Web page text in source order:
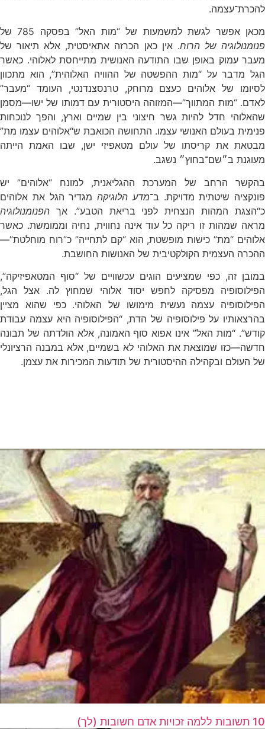
להכרת־עצמה.
מכאן אפשר לגשת למשמעות של “מות האל” בפסקה 785 של
פנומנולוגיה של הרוח. אין כאן הכרזה אתאיסטית, אלא תיאור של
מעבר עמוק באופן שבו התודעה האנושית מתייחסת לאלוהי. כאשר
הגל מדבר על “מות ההפשטה של ההוויה האלוהית”, הוא מתכוון
לסיומו של אלוהים כעצם מרוחק, טרנסצנדנטי, העומד “מעבר”
לאדם. “מות המתווך”—המזוהה היסטורית עם דמותו של ישו—מסמן
שהאלוהי חדל להיות גשר חיצוני בין שמיים וארץ, והפך לנוכחות
פנימית בעולם האנושי עצמו. התחושה הכואבת ש“אלוהים עצמו מת”
מבטאת את קריסתו של עולם מטאפיזי ישן, שבו האמת הייתה
מעוגנת ב״שם־בחוץ״ נשגב.
בהקשר הרחב של המערכת ההגליאנית, למונח “אלוהים” יש
פונקציה שיטתית מדויקת. ב־מדע הלוגיקה מגדיר הגל את אלוהים
כ“הצגת המהות הנצחית לפני בריאת הטבע”. אך הפנומנולוגיה
מראה שמהות זו ריקה כל עוד אינה נחווית, נחיה וממומשת. כאשר
אלוהים “מת” כישות מופשטת, הוא “קם לתחייה” כ”רוח מוחלטת”—
ההכרה העצמית הקולקטיבית של האנושות החושבת.
במובן זה, כפי שמציעים הוגים עכשוויים של “סוף המטאפיזיקה”,
הפילוסופיה מפסיקה לחפש יסוד אלוהי שמחוץ לה. אצל הגל,
הפילוסופיה עצמה נעשית מימושו של האלוהי. כפי שהוא מציין
בהרצאותיו על פילוסופיה של הדת, “הפילוסופיה היא עצמה עבודת
קודש”. “מות האל” אינו אפוא סוף האמונה, אלא הולדתה של תבונה
חדשה—כזו שמוצאת את האלוהי לא בשמיים, אלא במבנה הרציונלי
של העולם ובקהילה ההיסטורית של תודעות המכירות את עצמן.
10 תשובות ללמה זכויות אדם חשובות (לך)